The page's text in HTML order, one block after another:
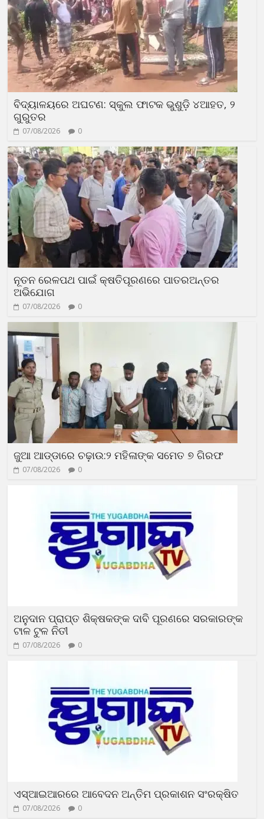
ବିଦ୍ୟାଳୟରେ ଅଘଟଣ: ସ୍କୁଲ ଫାଟକ ଭୁଶୁଡ଼ି ୪ଆହତ, ୨
ଗୁରୁତର
07/08/2026 0
ନୂତନ ରେଳପଥ ପାଇଁ କ୍ଷତିପୂରଣରେ ପାତରଅନ୍ତର
ଅଭିଯୋଗ
07/08/2026 0
ଜୁଆ ଆଡ୍ଡାରେ ଚଢ଼ାଉ:୨ ମହିଳାଙ୍କ ସମେତ ୭ ଗିରଫ
07/08/2026 0
ଅନୁଦାନ ପ୍ରାପ୍ତ ଶିକ୍ଷକଙ୍କ ଦାବି ପୂରଣରେ ସରକାରଙ୍କ
ଟାଳ ଟୁଳ ନିତୀ
07/08/2026 0
ଏସ୍‌ଆଇଆରରେ ଆବେଦନ ଅନ୍ତିମ ପ୍ରକାଶନ ସଂରକ୍ଷିତ
07/08/2026 0